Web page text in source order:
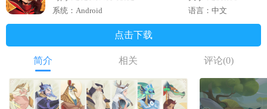
地铁跑酷体验服国际服 地铁跑酷体验服版本
系统：Android
语言：中文
点击下载
简介 相关 评论(0)